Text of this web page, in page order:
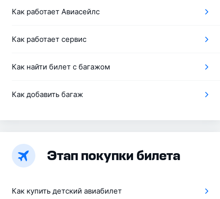
Как работает Авиасейлс
Как работает сервис
Как найти билет с багажом
Как добавить багаж
Этап покупки билета
Как купить детский авиабилет